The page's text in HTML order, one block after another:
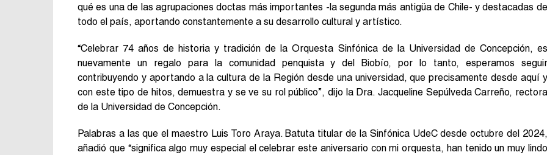
qué es una de las agrupaciones doctas más importantes -la segunda más antigüa de Chile- y destacadas de
todo el país, aportando constantemente a su desarrollo cultural y artístico.
“Celebrar 74 años de historia y tradición de la Orquesta Sinfónica de la Universidad de Concepción, es
nuevamente un regalo para la comunidad penquista y del Biobío, por lo tanto, esperamos seguir
contribuyendo y aportando a la cultura de la Región desde una universidad, que precisamente desde aquí y
con este tipo de hitos, demuestra y se ve su rol público”, dijo la Dra. Jacqueline Sepúlveda Carreño, rectora
de la Universidad de Concepción.
Palabras a las que el maestro Luis Toro Araya. Batuta titular de la Sinfónica UdeC desde octubre del 2024,
añadió que “significa algo muy especial el celebrar este aniversario con mi orquesta, han tenido un muy lindo